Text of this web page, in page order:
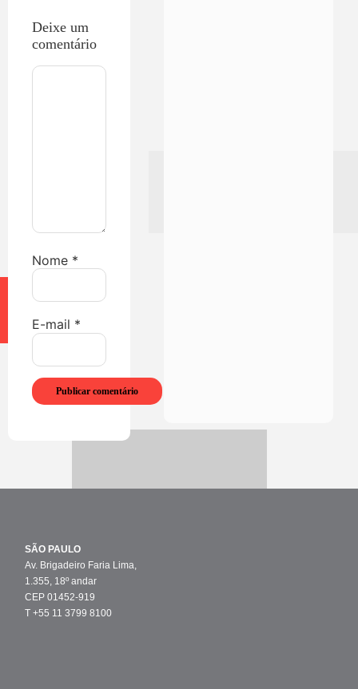
Deixe um
comentário
Nome *
E-mail *
SÃO PAULO
Av. Brigadeiro Faria Lima,
1.355, 18º andar
CEP 01452-919
T +55 11 3799 8100